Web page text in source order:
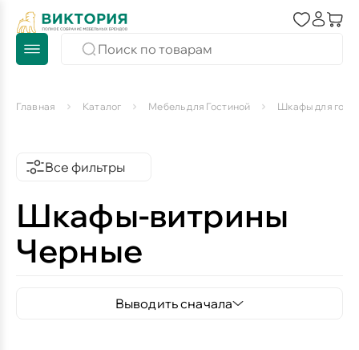
Главная Каталог Мебель для Гостиной Шкафы для
Все фильтры
Шкафы-витрины
Черные
Выводить сначала